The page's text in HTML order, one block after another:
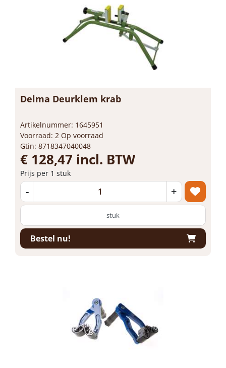
Delma Deurklem krab
Artikelnummer: 1645951
Voorraad: 2 Op voorraad
Gtin: 8718347040048
€ 128,47 incl. BTW
Prijs per 1 stuk
- +
stuk
Bestel nu!